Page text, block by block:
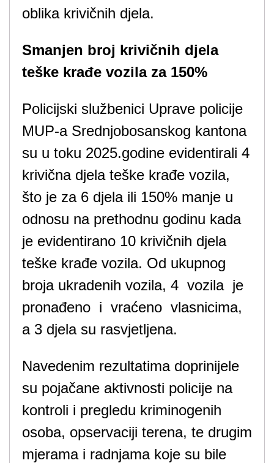
oblika krivičnih djela.
Smanjen broj krivičnih djela
teške krađe vozila za 150%
Policijski službenici Uprave policije
MUP-a Srednjobosanskog kantona
su u toku 2025.godine evidentirali 4
krivična djela teške krađe vozila,
što je za 6 djela ili 150% manje u
odnosu na prethodnu godinu kada
je evidentirano 10 krivičnih djela
teške krađe vozila. Od ukupnog
broja ukradenih vozila, 4 vozila je
pronađeno i vraćeno vlasnicima,
a 3 djela su rasvjetljena.
Navedenim rezultatima doprinijele
su pojačane aktivnosti policije na
kontroli i pregledu kriminogenih
osoba, opservaciji terena, te drugim
mjerama i radnjama koje su bile